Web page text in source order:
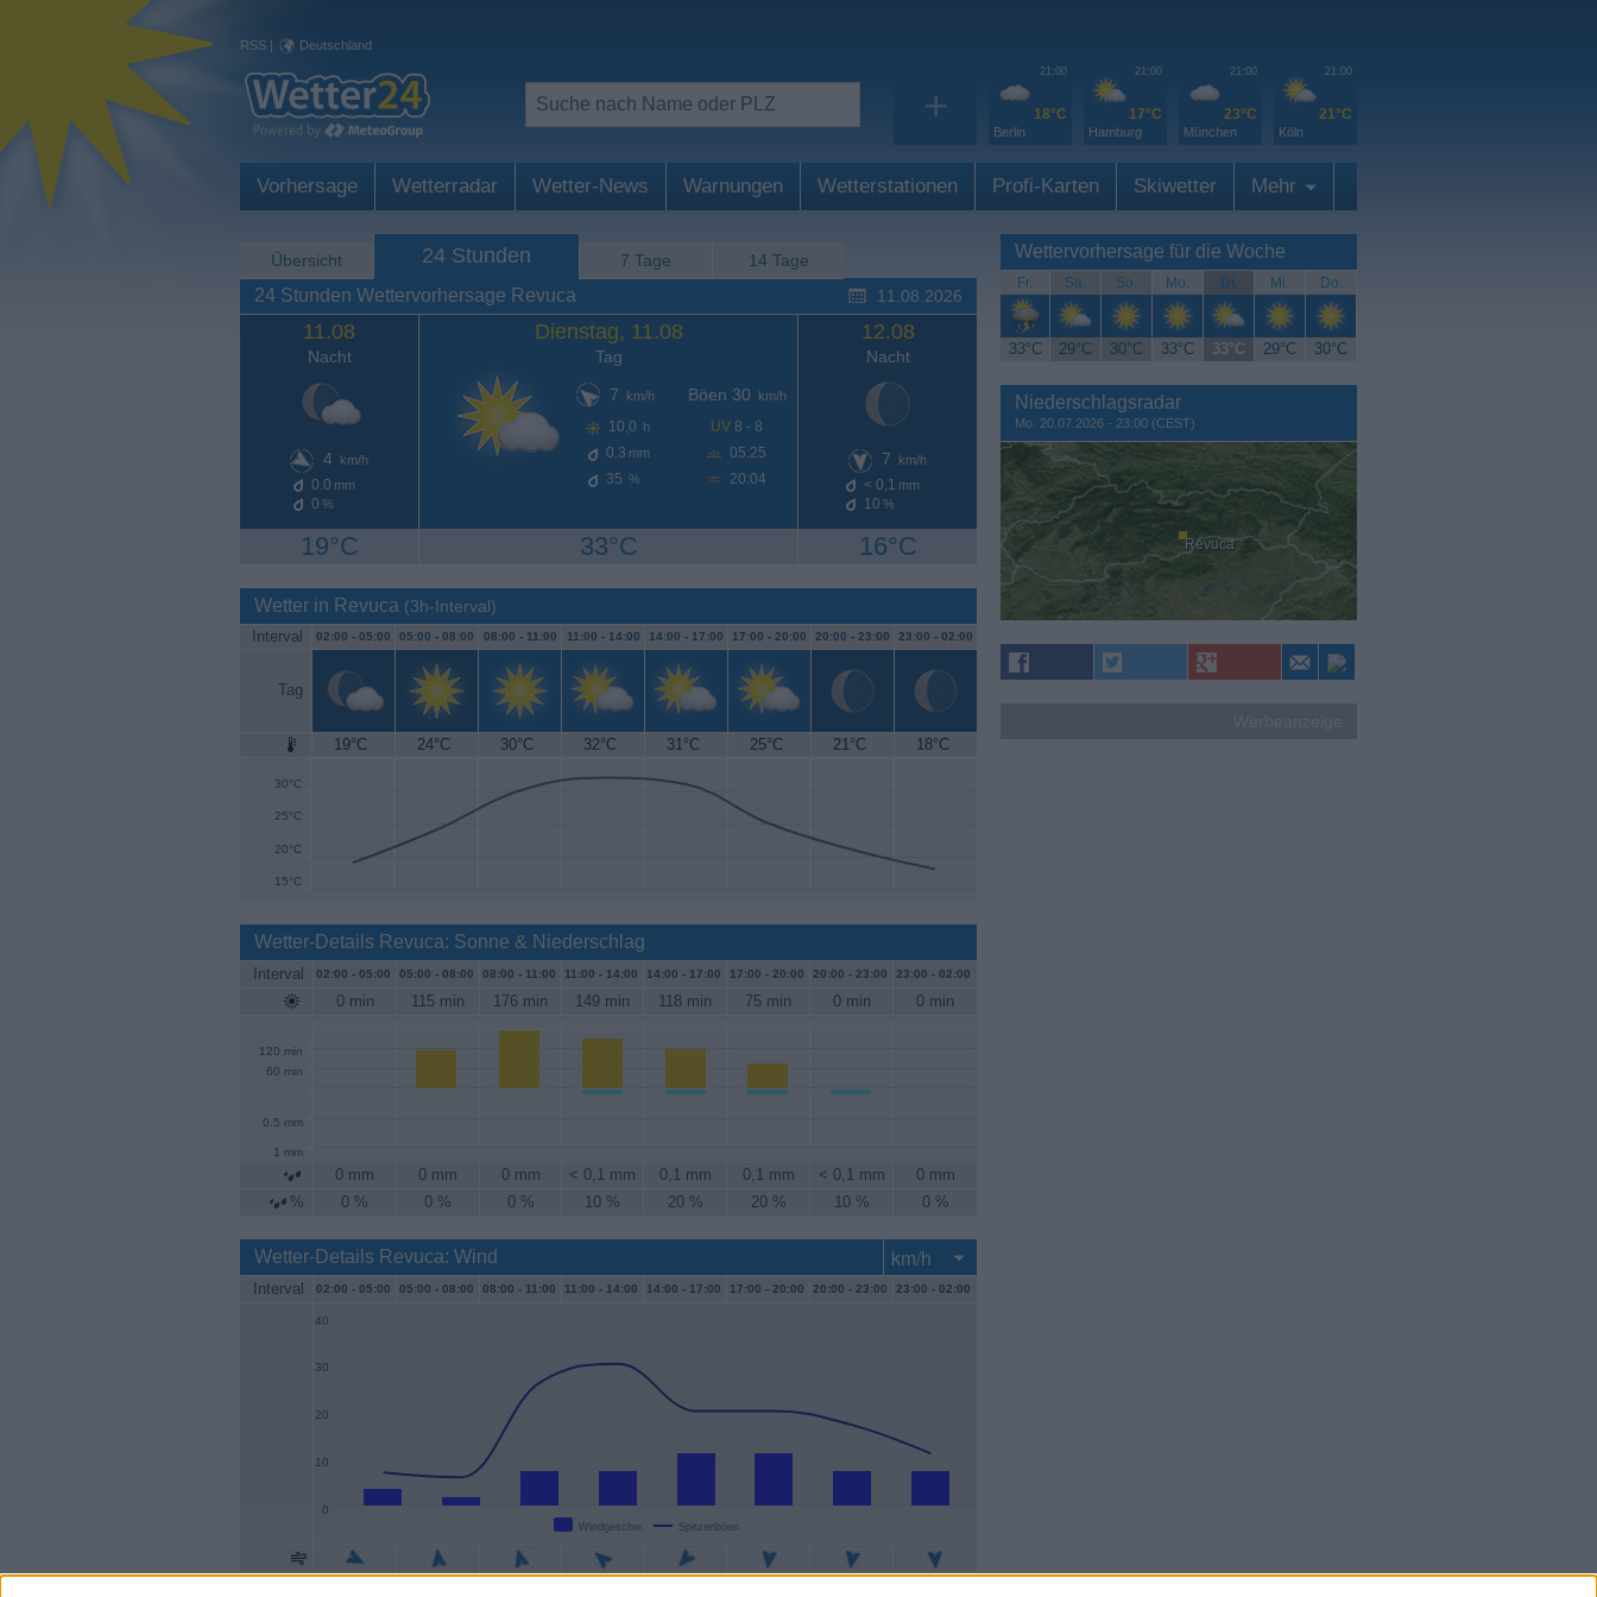
RSS | Deutschland
+
21:00
18°C
Berlin
21:00
17°C
Hamburg
21:00
23°C
München
21:00
21°C
Köln
Vorhersage Wetterradar Wetter-News Warnungen Wetterstationen Profi-Karten Skiwetter Mehr
Übersicht 24 Stunden 7 Tage 14 Tage
24 Stunden Wettervorhersage Revuca 11.08.2026
11.08
Nacht
4 km/h
0.0 mm
0 %
19°C
Dienstag, 11.08
Tag
7
km/h
10,0 h
0.3 mm
35 %
Böen 30 km/h
UV 8 - 8
05:25
20:04
33°C
12.08
Nacht
7 km/h
< 0,1 mm
10 %
16°C
Wetter in Revuca (3h-Interval)
Interval 02:00 - 05:00 05:00 - 08:00 08:00 - 11:00 11:00 - 14:00 14:00 - 17:00 17:00 - 20:00 20:00 - 23:00 23:00 - 02:00
Tag
19°C 24°C 30°C 32°C 31°C 25°C 21°C 18°C
15°C
20°C
25°C
30°C
35°C
Wetter-Details Revuca: Sonne & Niederschlag
Interval 02:00 - 05:00 05:00 - 08:00 08:00 - 11:00 11:00 - 14:00 14:00 - 17:00 17:00 - 20:00 20:00 - 23:00 23:00 - 02:00
0 min 115 min 176 min 149 min 118 min 75 min 0 min 0 min
60 min
120 min
0.5 mm
1 mm
0 mm 0 mm 0 mm < 0,1 mm 0,1 mm 0,1 mm < 0,1 mm
0 mm
%
0 % 0 % 0 % 10 % 20 % 20 % 10 % 0 %
Wetter-Details Revuca: Wind
Interval 02:00 - 05:00 05:00 - 08:00 08:00 - 11:00 11:00 - 14:00 14:00 - 17:00 17:00 - 20:00 20:00 - 23:00 23:00 - 02:00
Windgeschw. Spitzenböen
0
10
20
30
40
Wettervorhersage für die Woche
Fr. Sa. So. Mo. Di. Mi. Do.
33°C 29°C 30°C 33°C 33°C 29°C 30°C
Niederschlagsradar
Mo. 20.07.2026 - 23:00 (CEST)
Revuca